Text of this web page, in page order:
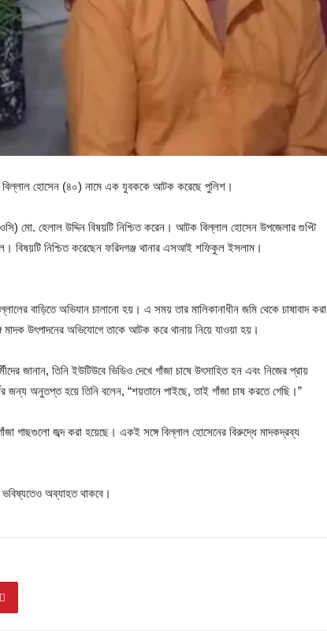
বিল্লাল হোসেন (৪০) নামে এক যুবককে আটক করেছে পুলিশ।
(ওসি) মো. হেলাল উদ্দিন বিষয়টি নিশ্চিত করেন। আটক বিল্লাল হোসেন উপজেলার গুপ্টি
বিষয়টি নিশ্চিত করেছেন ফরিদগঞ্জ থানার এসআই শফিকুল ইসলাম।
বাড়িতে অভিযান চালানো হয়। এ সময় তার মালিকানাধীন জমি থেকে চাষাবাদ করা
উৎপাদনের অভিযোগে তাকে আটক করে থানায় নিয়ে যাওয়া হয়।
জানান, তিনি ইউটিউবে ভিডিও দেখে গাঁজা চাষে উৎসাহিত হন এবং নিজের প্রায়
অনুতপ্ত হয়ে তিনি বলেন, “শয়তানে পাইছে, তাই গাঁজা চাষ করতে গেছি।”
গাছগুলো জব্দ করা হয়েছে। একই সঙ্গে বিল্লাল হোসেনের বিরুদ্ধে মাদকদ্রব্য
অব্যাহত থাকবে।